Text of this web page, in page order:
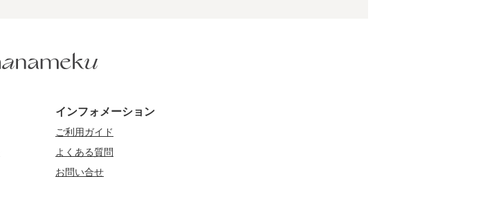
インフォメーション
ご利用ガイド
よくある質問
お問い合せ